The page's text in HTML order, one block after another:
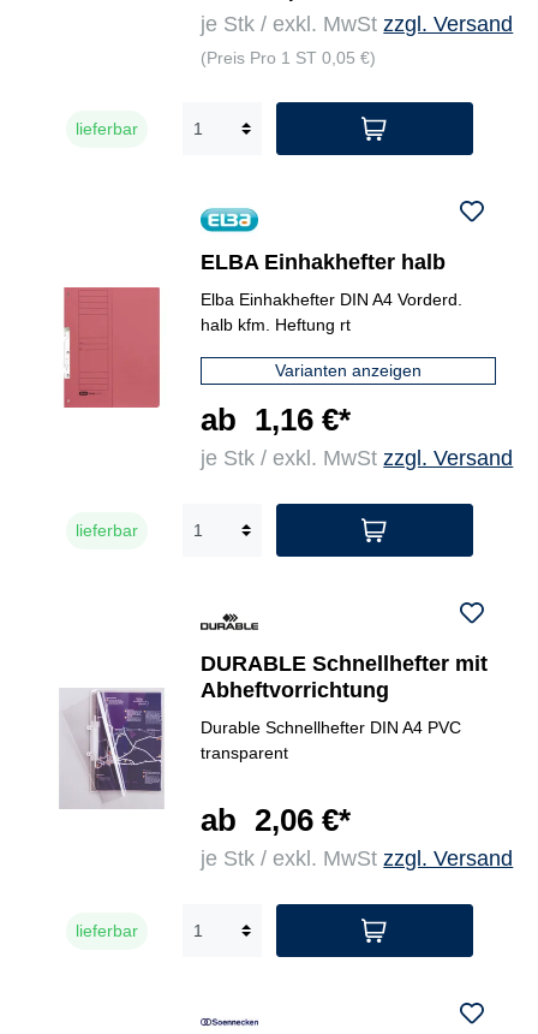
je Stk / exkl. MwStzzgl. Versand
(Preis Pro 1 ST 0,05 €)
lieferbar
ELBA Einhakhefter halb
Elba Einhakhefter DIN A4 Vorderd.
halb kfm. Heftung rt
Varianten anzeigen
ab 1,16 €*
je Stk / exkl. MwStzzgl. Versand
lieferbar
DURABLE Schnellhefter mit
Abheftvorrichtung
Durable Schnellhefter DIN A4 PVC
transparent
ab 2,06 €*
je Stk / exkl. MwStzzgl. Versand
lieferbar